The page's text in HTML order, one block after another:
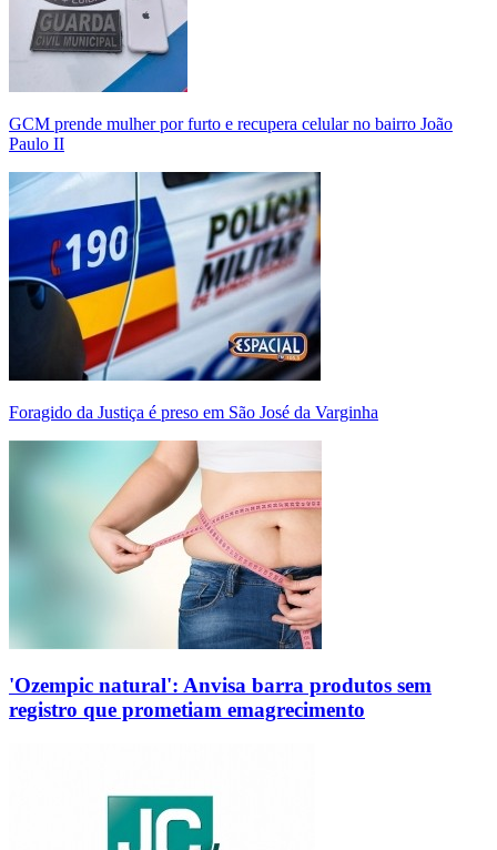
GCM prende mulher por furto e recupera celular no bairro João
Paulo II
Foragido da Justiça é preso em São José da Varginha
'Ozempic natural': Anvisa barra produtos sem
registro que prometiam emagrecimento